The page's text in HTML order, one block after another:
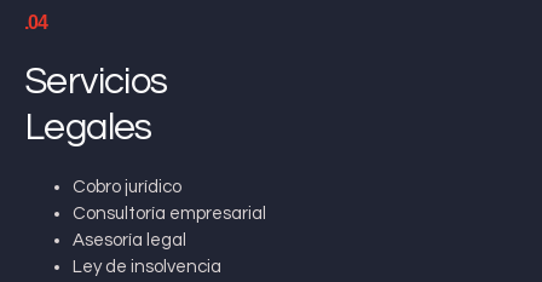
.04
Servicios
Legales
Cobro jurídico
Consultoría empresarial
Asesoría legal
Ley de insolvencia